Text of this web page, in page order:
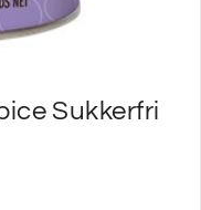
Sukkerfri